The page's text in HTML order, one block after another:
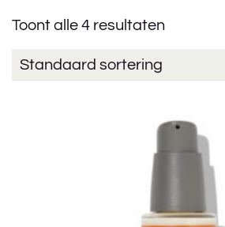
Toont alle 4 resultaten